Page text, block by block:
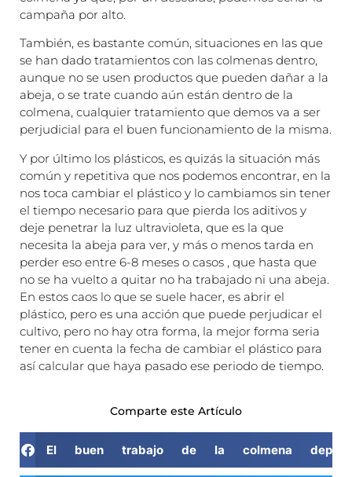
campaña por alto.
También, es bastante común, situaciones en las que
se han dado tratamientos con las colmenas dentro,
aunque no se usen productos que pueden dañar a la
abeja, o se trate cuando aún están dentro de la
colmena, cualquier tratamiento que demos va a ser
perjudicial para el buen funcionamiento de la misma.
Y por último los plásticos, es quizás la situación más
común y repetitiva que nos podemos encontrar, en la
nos toca cambiar el plástico y lo cambiamos sin tener
el tiempo necesario para que pierda los aditivos y
deje penetrar la luz ultravioleta, que es la que
necesita la abeja para ver, y más o menos tarda en
perder eso entre 6-8 meses o casos , que hasta que
no se ha vuelto a quitar no ha trabajado ni una abeja.
En estos caos lo que se suele hacer, es abrir el
plástico, pero es una acción que puede perjudicar el
cultivo, pero no hay otra forma, la mejor forma seria
tener en cuenta la fecha de cambiar el plástico para
así calcular que haya pasado ese periodo de tiempo.
Comparte este Artículo
El buen trabajo de la colmena